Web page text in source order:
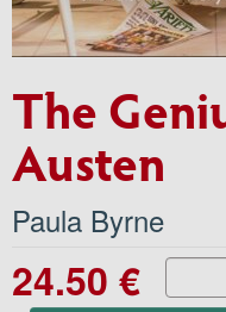
The
Austen
Paula Byrne
24.50 €